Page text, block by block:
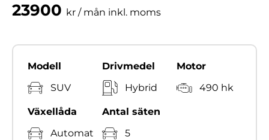
23900 kr / mån inkl. moms
Modell
SUV
Drivmedel
Hybrid
Motor
490 hk
Växellåda
Automat
Antal säten
5